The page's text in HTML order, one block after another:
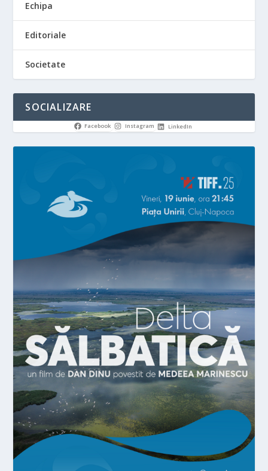
Echipa
Editoriale
Societate
SOCIALIZARE
Facebook Instagram LinkedIn